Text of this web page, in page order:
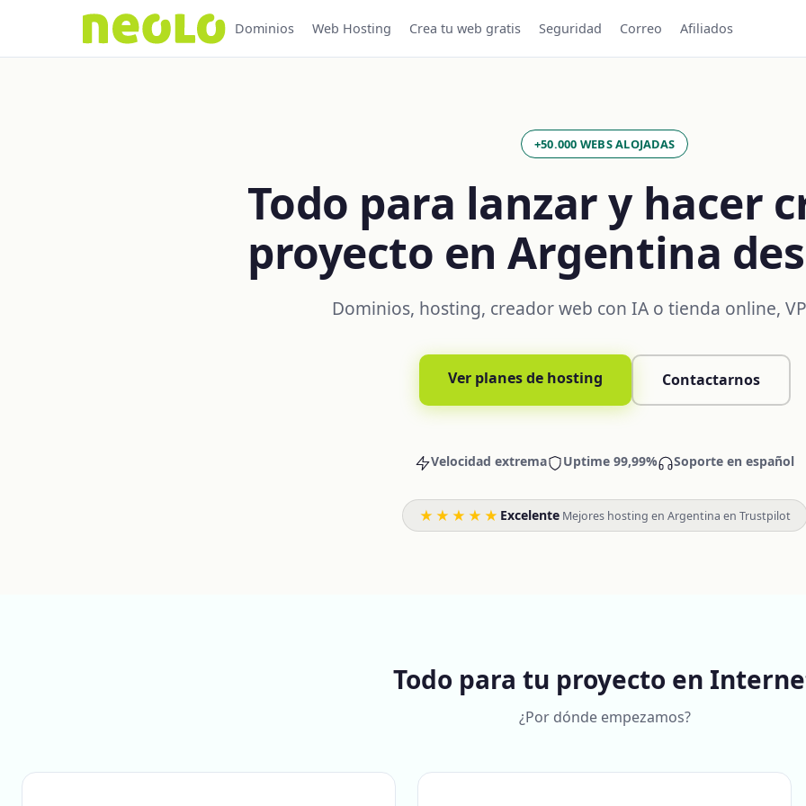
Dominios Web Hosting Crea tu web gratis Seguridad Correo Afiliados
+50.000 WEBS ALOJADAS
Todo para lanzar y hacer
proyecto en Argentina
Dominios, hosting, creador web con IA o tienda online,
Ver planes de hosting Contactarnos
Velocidad extrema Uptime 99,99% Soporte en español
★★★★★ Excelente· Mejores hosting en Argentina en Trustpilot
Todo para tu proyecto en
¿Por dónde empezamos?